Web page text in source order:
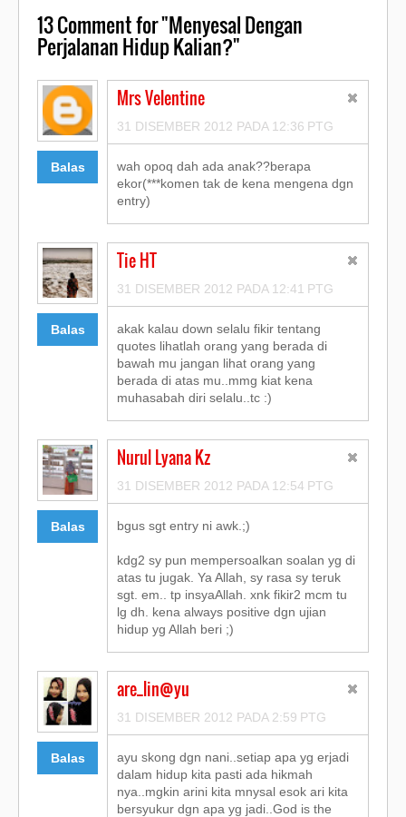
13Comment for "Menyesal Dengan
Perjalanan Hidup Kalian?"
Balas
Mrs Velentine
31 DISEMBER 2012 PADA 12:36 PTG
wah opoq dah ada anak??berapa
ekor(***komen tak de kena mengena dgn
entry)
Balas
Tie HT
31 DISEMBER 2012 PADA 12:41 PTG
akak kalau down selalu fikir tentang
quotes lihatlah orang yang berada di
bawah mu jangan lihat orang yang
berada di atas mu..mmg kiat kena
muhasabah diri selalu..tc :)
Balas
Nurul Lyana Kz
31 DISEMBER 2012 PADA 12:54 PTG
bgus sgt entry ni awk.;)
kdg2 sy pun mempersoalkan soalan yg di
atas tu jugak. Ya Allah, sy rasa sy teruk
sgt. em.. tp insyaAllah. xnk fikir2 mcm tu
lg dh. kena always positive dgn ujian
hidup yg Allah beri ;)
Balas
are_lin@yu
31 DISEMBER 2012 PADA 2:59 PTG
ayu skong dgn nani..setiap apa yg erjadi
dalam hidup kita pasti ada hikmah
nya..mgkin arini kita mnysal esok ari kita
bersyukur dgn apa yg jadi..God is the